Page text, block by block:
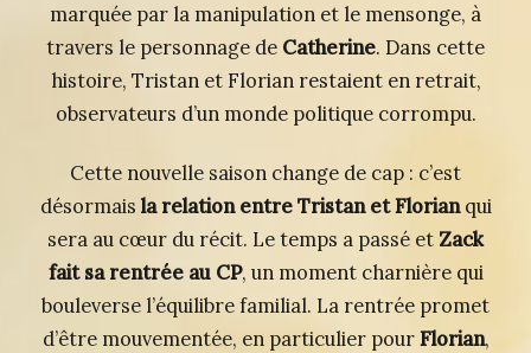
marquée par la manipulation et le mensonge, à
travers le personnage de Catherine. Dans cette
histoire, Tristan et Florian restaient en retrait,
observateurs d’un monde politique corrompu.
Cette nouvelle saison change de cap : c’est
désormais la relation entre Tristan et Florianqui
sera au cœur du récit. Le temps a passé et Zack
fait sa rentrée au CP, un moment charnière qui
bouleverse l’équilibre familial. La rentrée promet
d’être mouvementée, en particulier pour Florian,